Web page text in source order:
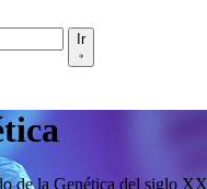
Ir
de la Genética del siglo